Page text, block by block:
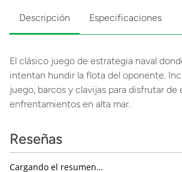
Descripción Especificaciones
El clásico juego de estrategia naval
intentan hundir la flota del oponente.
juego, barcos y clavijas para disfrutar
enfrentamientos en alta mar.
Reseñas
Cargando el resumen…